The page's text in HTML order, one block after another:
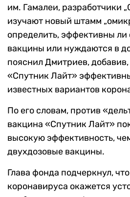
им. Гамалеи, разработчики
изучают новый штамм
определить, эффективны
вакцины или нуждаются в
пояснил Дмитриев,
«Спутник Лайт»
известных вариантов
По его словам, против
вакцина «Спутник Лайт»
высокую эффективность,
двухдозовые вакцины.
Глава фонда подчеркнул,
коронавируса окажется